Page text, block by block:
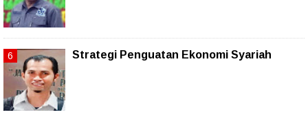
Strategi Penguatan Ekonomi Syariah